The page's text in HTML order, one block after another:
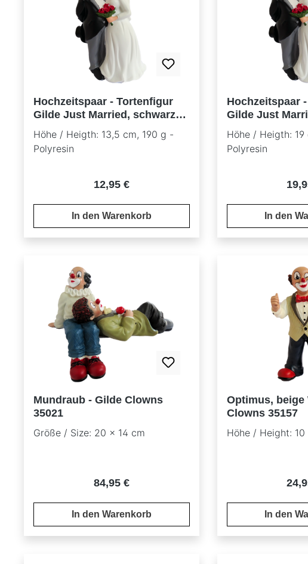
Hochzeitspaar - Tortenfigur
Gilde Just Married, schwarzes
Jacket
Höhe / Heigth: 13,5 cm, 190 g -
Polyresin
Regulärer Preis:
12,95 €
In den Warenkorb
Hochzeitspaar
Gilde Just
Jacket
Höhe / Heigth:
Polyresin
In den
Mundraub - Gilde Clowns
35021
Größe / Size: 20 x 14 cm
Regulärer Preis:
84,95 €
In den Warenkorb
Optimus, beige
Clowns 35157
Höhe / Height: 10
In den